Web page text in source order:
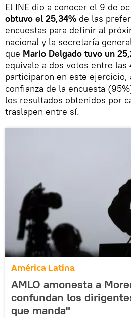
El INE dio a conocer el 9 de
obtuvo el 25,34% de las
encuestas para definir al
nacional y la secretaría
que Mario Delgado tuvo un
equivale a dos votos entre las
participaron en este ejercicio,
confianza de la encuesta
los resultados obtenidos por
traslapen entre sí.
América Latina
AMLO amonesta a
confundan los
que manda"